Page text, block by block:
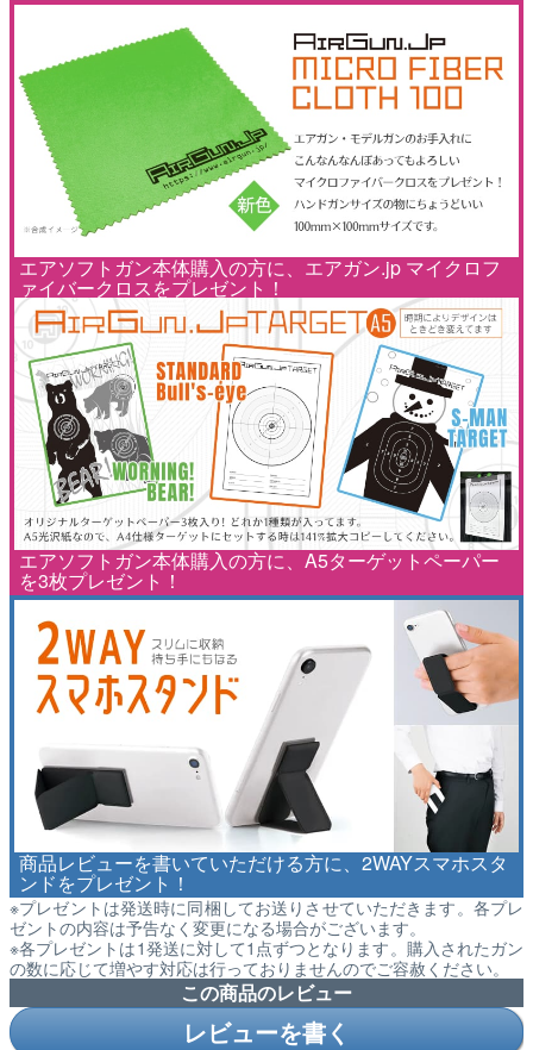
エアソフトガン本体購入の方に、エアガン.jp マイクロフ
ァイバークロスをプレゼント！
エアソフトガン本体購入の方に、A5ターゲットペーパー
を3枚プレゼント！
商品レビューを書いていただける方に、2WAYスマホスタ
ンドをプレゼント！
※プレゼントは発送時に同梱してお送りさせていただきます。各プレ
ゼントの内容は予告なく変更になる場合がございます。
※各プレゼントは1発送に対して1点ずつとなります。購入されたガン
の数に応じて増やす対応は行っておりませんのでご容赦ください。
この商品のレビュー
レビューを書く